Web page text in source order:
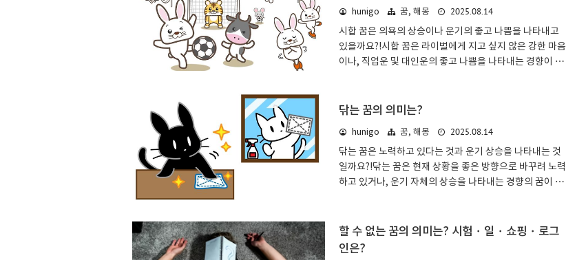
것을 나타냅니다. 일단 시작한 일이나 누군가의 행동을 멈
줄 수도 있습니다.또한 현실 도피라는 의미도 있지만, 그런
자신의 내면과 제대로 마주하고, 다시 앞으로 나아갈 활력
으로 삼으세요.싸움을 멈추는 꿈자신이 벌이던 싸움을 이
hunigo 꿈, 해몽
2025.08.14
시합 꿈은 의욕의 상승이나 운기의 좋고 나쁨을 나타내고
있을까요?!시합 꿈은 라이벌에게 지고 싶지 않은 강한 마음
이나, 직업운 및 대인운의 좋고 나쁨을 나타내는 경향이 많
기본적인 의미 & 심리 상태꿈 해몽에서 시합은 지고 싶지
시합을 앞두고 어떤 상황이었는지에 따라 달라지겠지만,
총체적으로 보면 지고 싶지 않다 = 의욕이나 기력의 상승
이라는 의미가 많은 편이라고 할 수 있습니다.하지만 실제
시합은 마음만으로는 이길 수 없습니다. 꾸준한 노력을 쌓
닦는 꿈의 의미는?
hunigo 꿈, 해몽
2025.08.14
닦는 꿈은 노력하고 있다는 것과 운기 상승을 나타내는 것
일까요?!닦는 꿈은 현재 상황을 좋은 방향으로 바꾸려 노력
하고 있거나, 운기 자체의 상승을 나타내는 경향의 꿈이 많
다.닦는 꿈: 기본적인 의미 & 심리 상태꿈 해몽에서 닦는다
는 것은 자신 자신의 재능이나 능력을 향상시키려는 의지
할 수 없는 꿈의 의미는? 시험・일・쇼핑・로그
인은?